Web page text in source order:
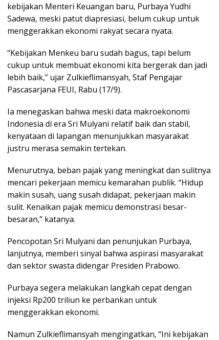
kebijakan Menteri Keuangan baru, Purbaya Yudhi
Sadewa, meski patut diapresiasi, belum cukup untuk
menggerakkan ekonomi rakyat secara nyata.
“Kebijakan Menkeu baru sudah bagus, tapi belum
cukup untuk membuat ekonomi kita bergerak dan jadi
lebih baik,” ujar Zulkieflimansyah, Staf Pengajar
Pascasarjana FEUI, Rabu (17/9).
Ia menegaskan bahwa meski data makroekonomi
Indonesia di era Sri Mulyani relatif baik dan stabil,
kenyataan di lapangan menunjukkan masyarakat
justru merasa semakin tertekan.
Menurutnya, beban pajak yang meningkat dan sulitnya
mencari pekerjaan memicu kemarahan publik. “Hidup
makin susah, uang susah didapat, pekerjaan makin
sulit. Kenaikan pajak memicu demonstrasi besar-
besaran,” katanya.
Pencopotan Sri Mulyani dan penunjukan Purbaya,
lanjutnya, memberi sinyal bahwa aspirasi masyarakat
dan sektor swasta didengar Presiden Prabowo.
Purbaya segera melakukan langkah cepat dengan
injeksi Rp200 triliun ke perbankan untuk
menggerakkan ekonomi.
Namun Zulkieflimansyah mengingatkan, “Ini kebijakan